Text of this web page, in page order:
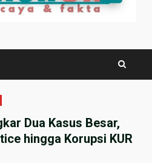
Dua Kasus Besar,
hingga Korupsi KUR